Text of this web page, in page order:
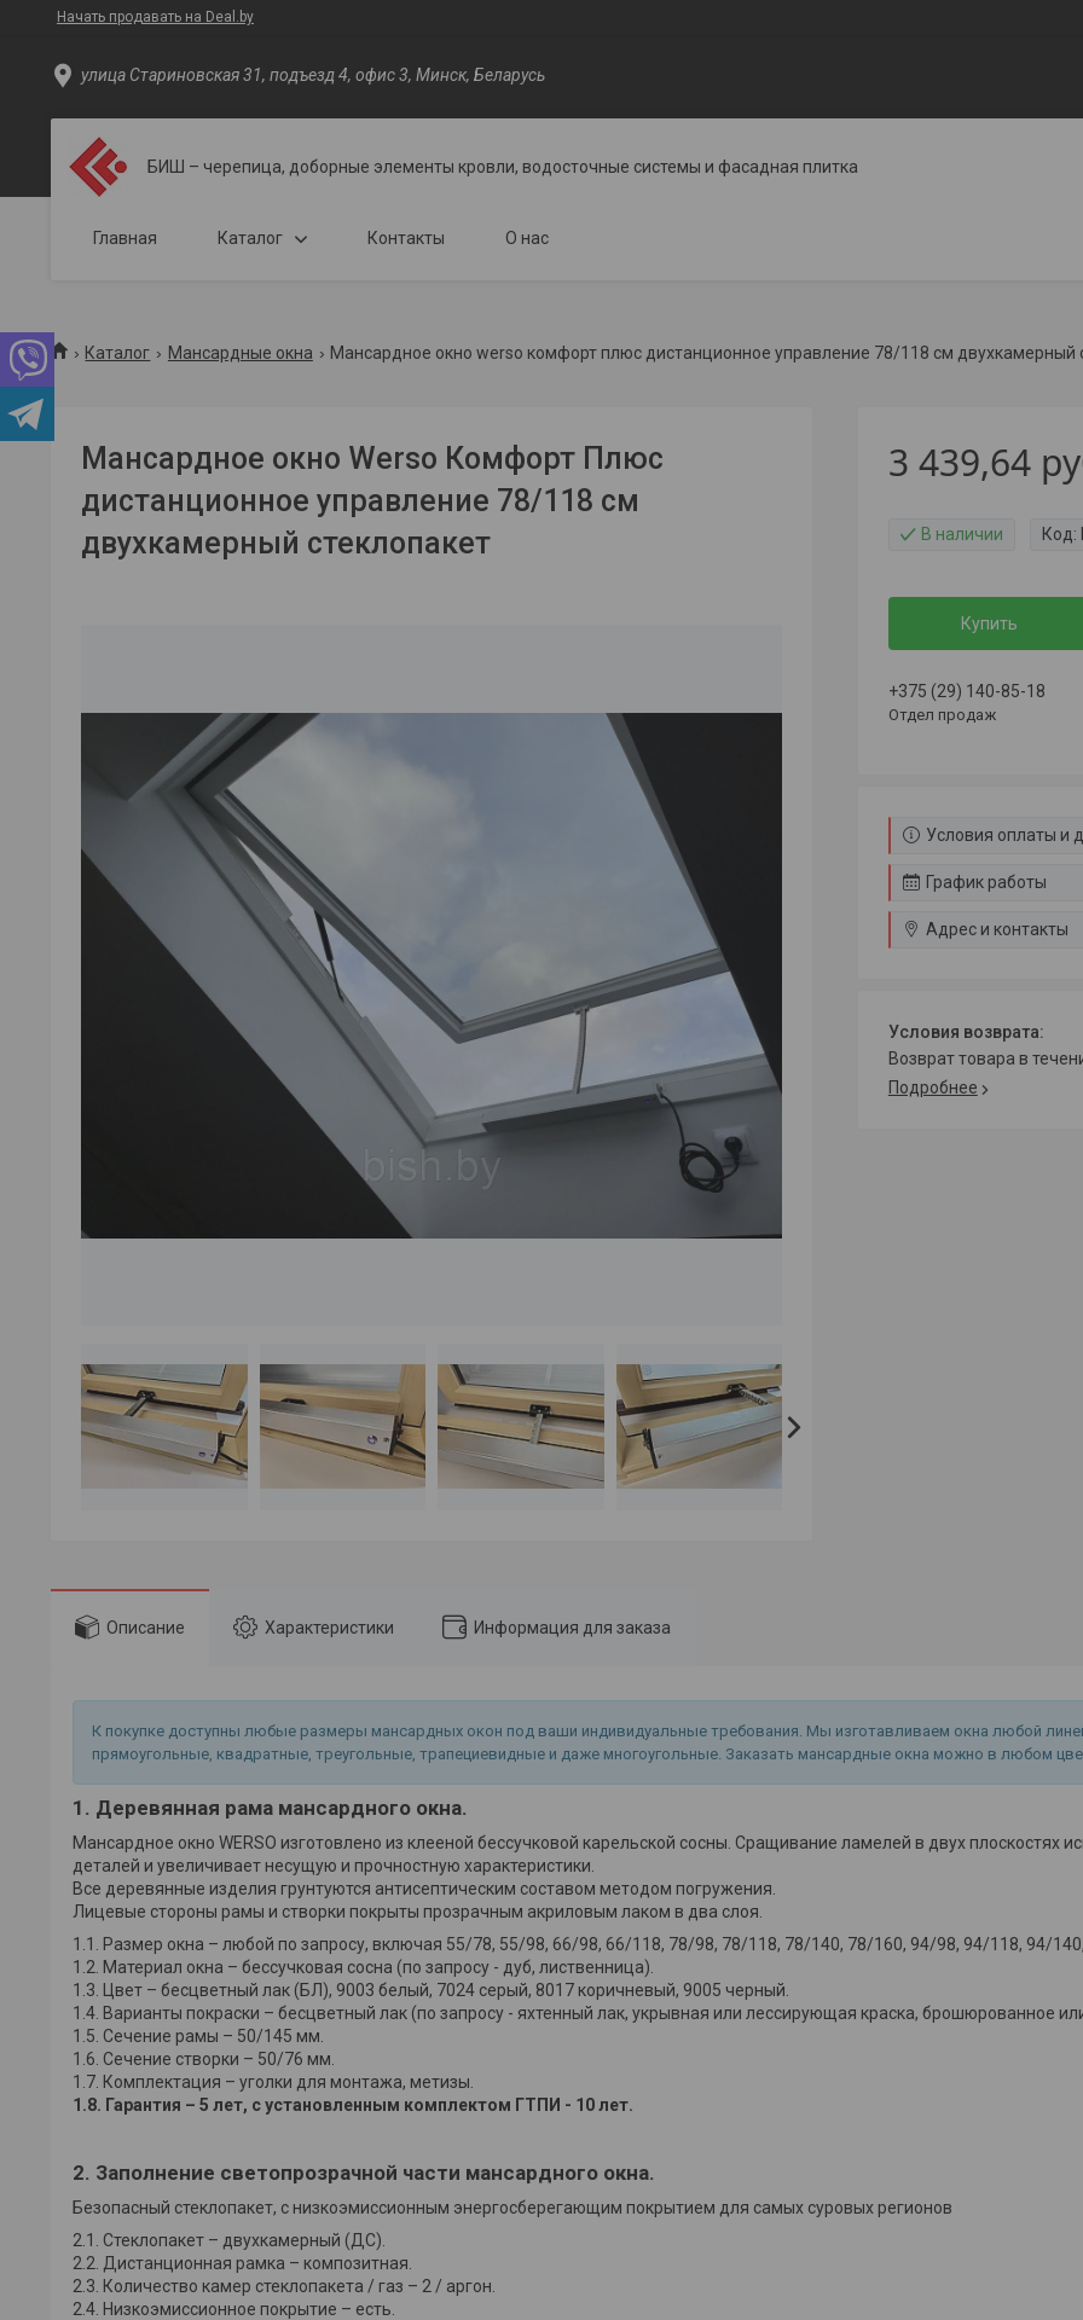
Начать продавать на Deal.by
улица Стариновская 31, подъезд 4, офис 3, Минск, Беларусь
БИШ – черепица, доборные элементы кровли, водосточные системы и фасадная плитка
Главная Каталог Контакты О нас
Каталог Мансардные окна Мансардное окно werso комфорт плюс дистанционное управление 78/118 см двухкамерный
Мансардное окно Werso Комфорт Плюс
дистанционное управление 78/118 см
двухкамерный стеклопакет
3 439,64
В наличии Код:
Купить
+375 (29) 140-85-18
Отдел продаж
Условия оплаты и
График работы
Адрес и контакты
возврат товара в
Подробнее
Описание Характеристики Информация для заказа
К покупке доступны любые размеры мансардных окон под ваши индивидуальные требования. Мы изготавливаем окна любой
прямоугольные, квадратные, треугольные, трапециевидные и даже многоугольные. Заказать мансардные окна можно в любом
1. Деревянная рама мансардного окна.
Мансардное окно WERSO изготовлено из клееной бессучковой карельской сосны. Сращивание ламелей в двух плоскостях
деталей и увеличивает несущую и прочностную характеристики.
Все деревянные изделия грунтуются антисептическим составом методом погружения.
Лицевые стороны рамы и створки покрыты прозрачным акриловым лаком в два слоя.
1.1. Размер окна – любой по запросу, включая 55/78, 55/98, 66/98, 66/118, 78/98, 78/118, 78/140, 78/160, 94/98, 94/118, 94/
1.2. Материал окна – бессучковая сосна (по запросу - дуб, лиственница).
1.3. Цвет – бесцветный лак (БЛ), 9003 белый, 7024 серый, 8017 коричневый, 9005 черный.
1.4. Варианты покраски – бесцветный лак (по запросу - яхтенный лак, укрывная или лессирующая краска, брошюрованное
1.5. Сечение рамы – 50/145 мм.
1.6. Сечение створки – 50/76 мм.
1.7. Комплектация – уголки для монтажа, метизы.
1.8. Гарантия – 5 лет, с установленным комплектом ГТПИ - 10 лет.
2. Заполнение светопрозрачной части мансардного окна.
Безопасный стеклопакет, с низкоэмиссионным энергосберегающим покрытием для самых суровых регионов
2.1. Стеклопакет – двухкамерный (ДС).
2.2. Дистанционная рамка – композитная.
2.3. Количество камер стеклопакета / газ – 2 / аргон.
2.4. Низкоэмиссионное покрытие – есть.